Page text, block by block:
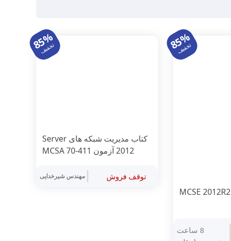
85%
تخفیف
8 ساعت
85%
تخفیف
کتاب مدیریت شبکه های Server
2012 آزمون MCSA 70-411
توقف فروش مهندس شیرخدایی